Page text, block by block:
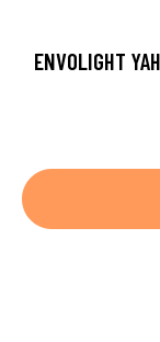
ENVOLIGHT